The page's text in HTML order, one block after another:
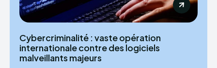
Cybercriminalité : vaste opération
internationale contre des logiciels
malveillants majeurs